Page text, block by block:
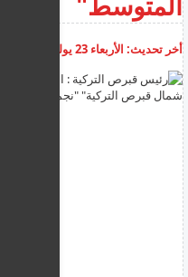
أخر تحديث: الأربعاء 23 يوليو 2025